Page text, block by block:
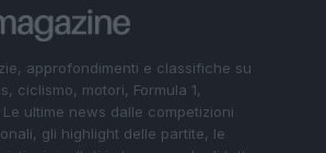
approfondimenti e classifiche su
ciclismo, motori, Formula 1,
Le ultime news dalle competizioni
gli highlight delle partite, le